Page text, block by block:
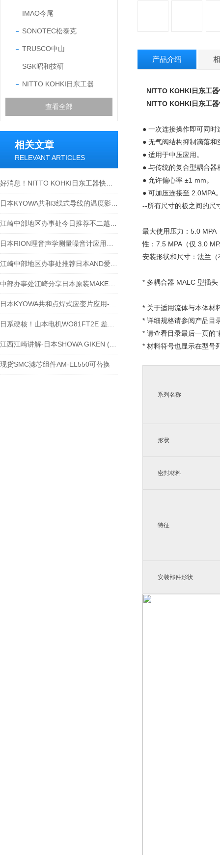
IMAO今尾
SONOTEC松泰克
TRUSCO中山
SGK昭和技研
NITTO KOHKI日东工器
查看全部
相关文章
RELEVANT ARTICLES
现货SMC滤芯组件AM-EL550可替换
产品介绍
NITTO KOHKI日东工
NITTO KOHKI日东工
● 一次连接操作即可同
● 无气阀结构抑制滴落和
● 适用于中压应用。
● 与传统的复合型耦合
● 允许偏心率 ±1 mm。
● 可加压连接至 2.0MPA
--所有尺寸的板之间的尺
最大使用压力：5.0 MPA
性：7.5 MPA（仅 3.0
安装形状和尺寸：法兰
* 多耦合器 MALC 型插
* 关于适用流体与本体材
* 详细规格请参阅产品目
* 请查看目录最后一页的
* 材料符号也显示在型号
系列名称
形状
密封材料
特征
安装部件形状